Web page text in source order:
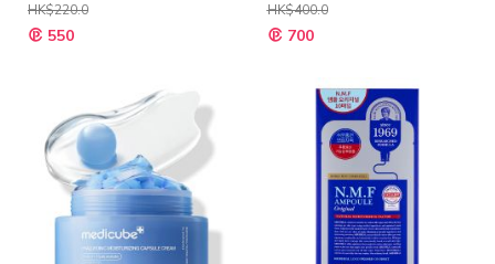
HK$220.0
特
殊 550
HK$400.0
特
殊 700